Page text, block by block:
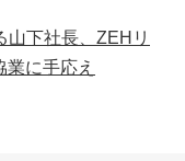
山下社長、ZEHリ
に手応え